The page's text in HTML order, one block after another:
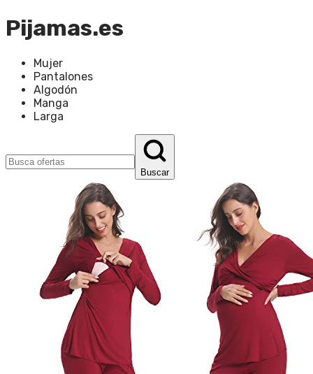
Pijamas.es
Mujer
Pantalones
Algodón
Manga
Larga
Buscar